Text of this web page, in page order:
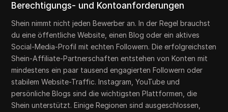
Berechtigungs- und Kontoanforderungen
Shein nimmt nicht jeden Bewerber an. In der Regel brauchst
du eine öffentliche Website, einen Blog oder ein aktives
Social-Media-Profil mit echten Followern. Die erfolgreichsten
Shein-Affiliate-Partnerschaften entstehen von Konten mit
mindestens ein paar tausend engagierten Followern oder
stabilem Website-Traffic. Instagram, YouTube und
persönliche Blogs sind die wichtigsten Plattformen, die
Shein unterstützt. Einige Regionen sind ausgeschlossen,